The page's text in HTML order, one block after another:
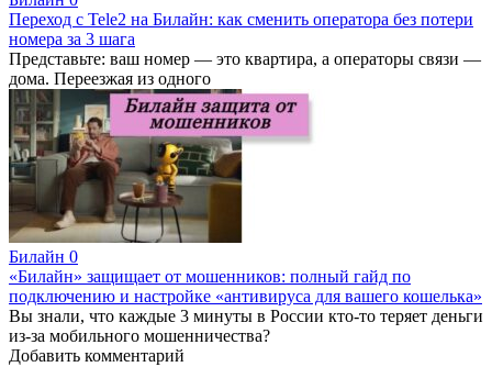
Переход с Tele2 на Билайн: как сменить оператора без потери
номера за 3 шага
Представьте: ваш номер — это квартира, а операторы связи —
дома. Переезжая из одного
Билайн 0
«Билайн» защищает от мошенников: полный гайд по
подключению и настройке «антивируса для вашего кошелька»
Вы знали, что каждые 3 минуты в России кто-то теряет деньги
из-за мобильного мошенничества?
Добавить комментарий